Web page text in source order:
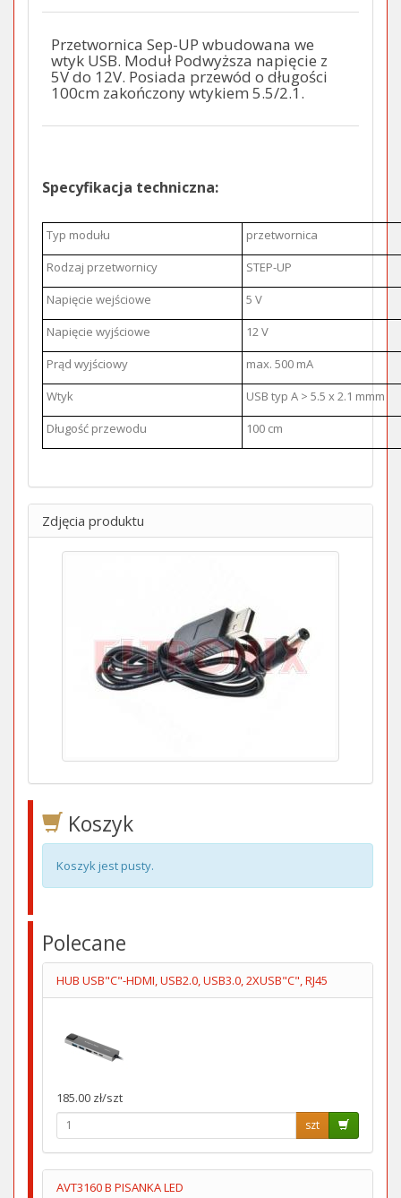
Przetwornica Sep-UP wbudowana we
wtyk USB. Moduł Podwyższa napięcie z
5V do 12V. Posiada przewód o długości
100cm zakończony wtykiem 5.5/2.1.
Specyfikacja techniczna:
Typ modułu
przetwornica
Rodzaj przetwornicy
STEP-UP
Napięcie wejściowe
5 V
Napięcie wyjściowe
12 V
Prąd wyjściowy
max. 500 mA
Wtyk
USB typ A > 5.5 x 2.1 mmm
Długość przewodu
100 cm
Zdjęcia produktu
Koszyk
Koszyk jest pusty.
Polecane
HUB USB"C"-HDMI, USB2.0, USB3.0, 2XUSB"C", RJ45
185.00 zł/szt
szt
AVT3160 B PISANKA LED